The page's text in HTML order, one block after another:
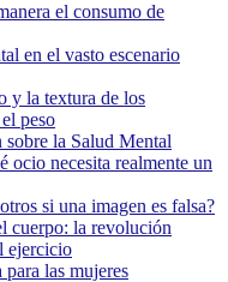
el consumo de
en el vasto escenario
y la textura de los
peso
la Salud Mental
ocio necesita realmente un
si una imagen es falsa?
cuerpo: la revolución
ejercicio
las mujeres